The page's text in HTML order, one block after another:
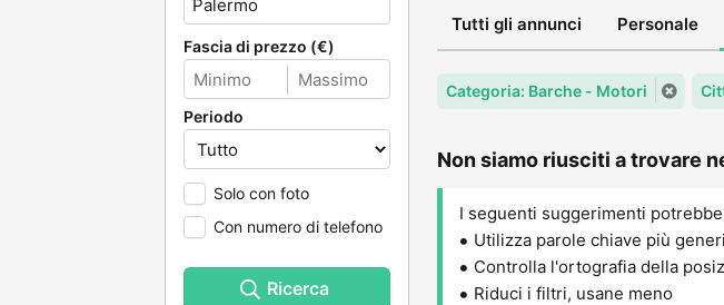
Fascia di prezzo (€)
Periodo
Solo con foto
Con numero di telefono
Ricerca
Tutti gli annunci Personale
Categoria: Barche - Motori
Non siamo riusciti a trovare
I seguenti suggerimenti
Utilizza parole chiave più
Controlla l'ortografia della
Riduci i filtri, usane meno